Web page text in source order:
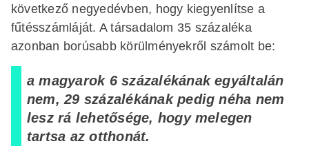
következő negyedévben, hogy kiegyenlítse a
fűtésszámláját. A társadalom 35 százaléka
azonban borúsabb körülményekről számolt be:
a magyarok 6 százalékának egyáltalán
nem, 29 százalékának pedig néha nem
lesz rá lehetősége, hogy melegen
tartsa az otthonát.